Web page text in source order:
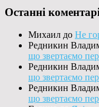
Останні коментарі
Михаил до Не
Редникин
що звертаємо
Редникин
що звертаємо
Редникин
що звертаємо